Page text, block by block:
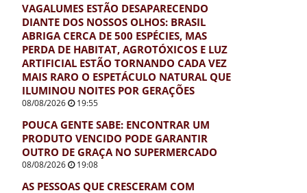
VAGALUMES ESTÃO DESAPARECENDO
DIANTE DOS NOSSOS OLHOS: BRASIL
ABRIGA CERCA DE 500 ESPÉCIES, MAS
PERDA DE HABITAT, AGROTÓXICOS E LUZ
ARTIFICIAL ESTÃO TORNANDO CADA VEZ
MAIS RARO O ESPETÁCULO NATURAL QUE
ILUMINOU NOITES POR GERAÇÕES
08/08/2026 19:55
POUCA GENTE SABE: ENCONTRAR UM
PRODUTO VENCIDO PODE GARANTIR
OUTRO DE GRAÇA NO SUPERMERCADO
08/08/2026 19:08
AS PESSOAS QUE CRESCERAM COM